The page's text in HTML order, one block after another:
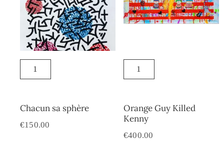
Chacun sa sphère
€150.00
Orange Guy Killed
Kenny
€400.00